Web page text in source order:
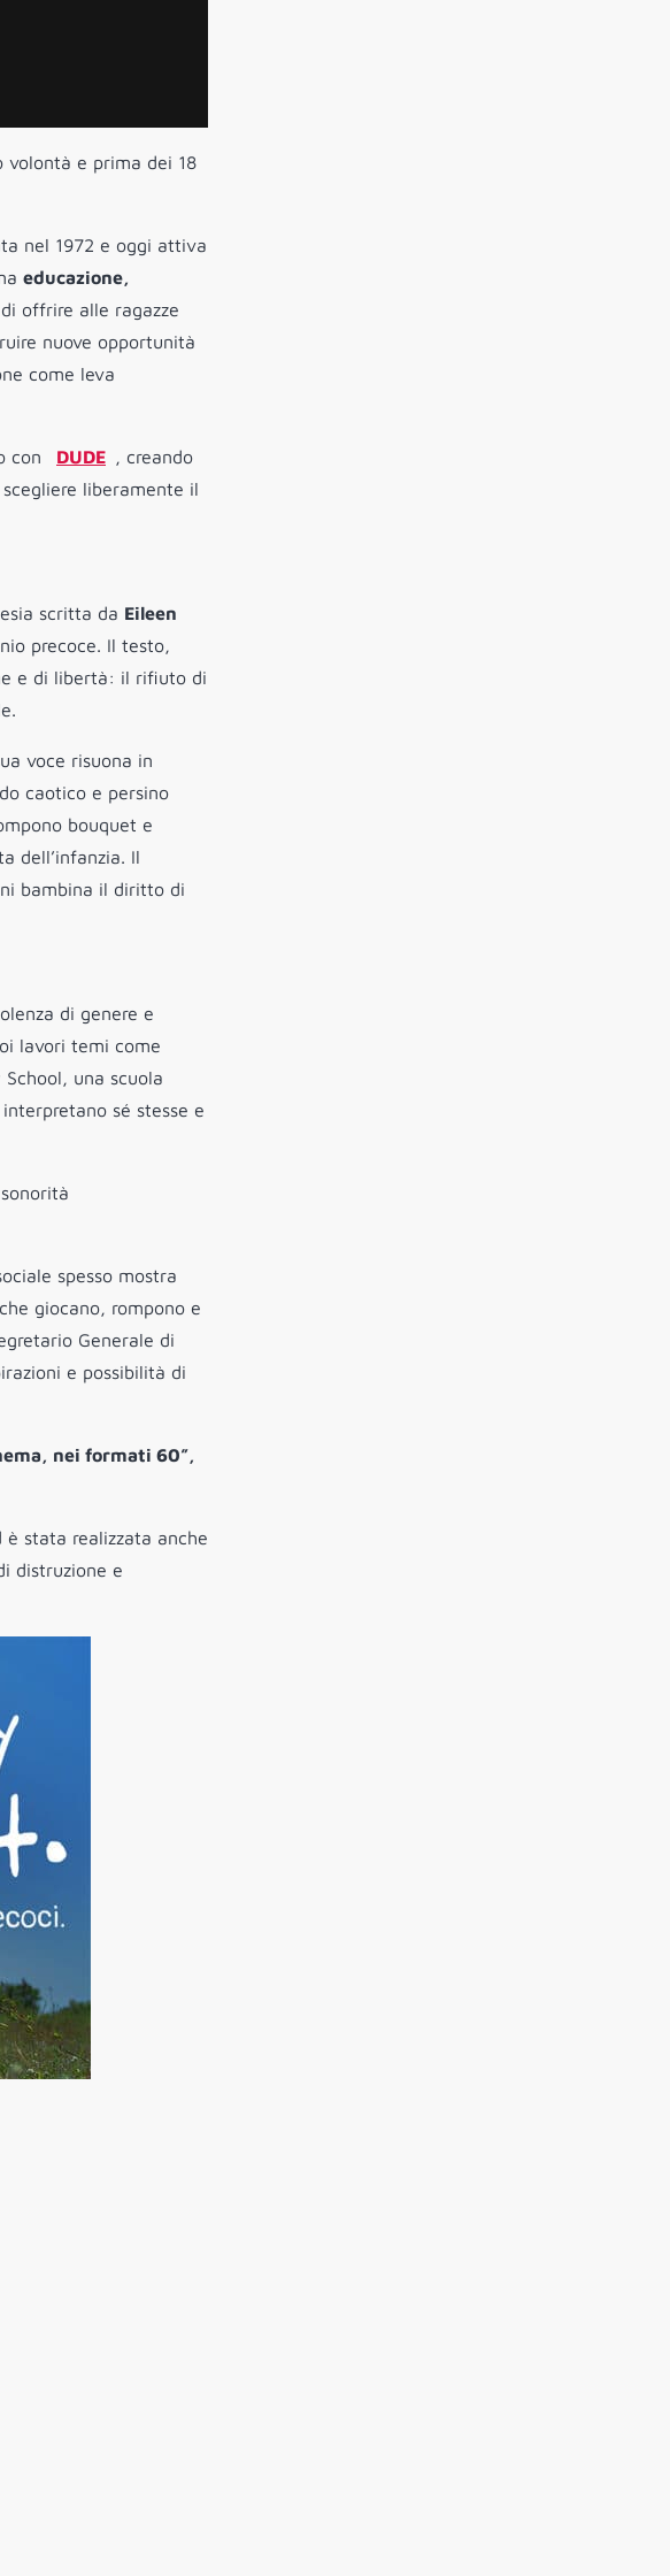
volontà e prima dei 18
nel 1972 e oggi attiva
educazione,
offrire alle ragazze
nuove opportunità
come leva
con DUDE , creando
liberamente il
scritta da Eileen
precoce. Il testo,
e di libertà: il rifiuto di
voce risuona in
caotico e persino
bouquet e
dell’infanzia. Il
bambina il diritto di
di genere e
lavori temi come
una scuola
sé stesse e
spesso mostra
giocano, rompono e
Generale di
e possibilità di
nei formati 60”,
stata realizzata anche
distruzione e